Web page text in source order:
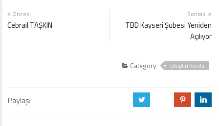
Önceki
Cebrail TAŞKIN
Sonraki
TBD Kayseri Şubesi Yeniden
Açılıyor
Category Disiplin Kurulu
Paylaş: a d j